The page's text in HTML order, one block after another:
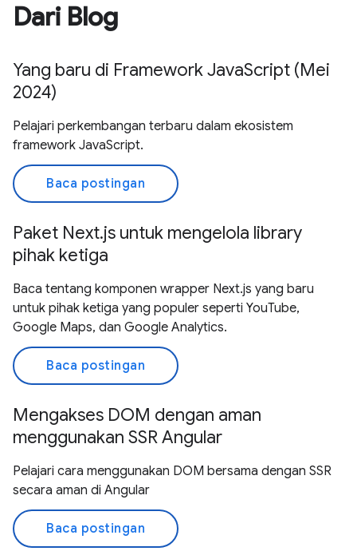
Dari Blog
Yang baru di Framework JavaScript (Mei
2024)
Pelajari perkembangan terbaru dalam ekosistem
framework JavaScript.
Baca postingan
Paket Next.js untuk mengelola library
pihak ketiga
Baca tentang komponen wrapper Next.js yang baru
untuk pihak ketiga yang populer seperti YouTube,
Google Maps, dan Google Analytics.
Baca postingan
Mengakses DOM dengan aman
menggunakan SSR Angular
Pelajari cara menggunakan DOM bersama dengan SSR
secara aman di Angular
Baca postingan